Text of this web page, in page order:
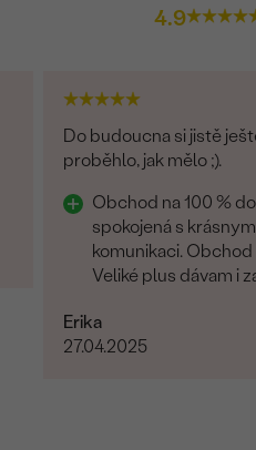
4.9
Do budoucna si jistě
proběhlo, jak mělo ;).
Obchod na 100 %
spokojená s
komunikaci.
Veliké plus dávam i
Erika
27.04.2025